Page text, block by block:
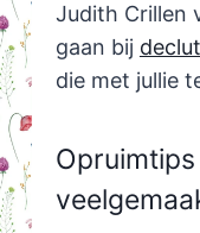
Judith Crillen
gaan bij
die met jullie